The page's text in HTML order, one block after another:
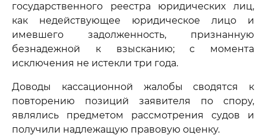
государственного реестра юридических лиц,
как недействующее юридическое лицо и
имевшего задолженность, признанную
безнадежной к взысканию; с момента
исключения не истекли три года.
Доводы кассационной жалобы сводятся к
повторению позиций заявителя по спору,
являлись предметом рассмотрения судов и
получили надлежащую правовую оценку.